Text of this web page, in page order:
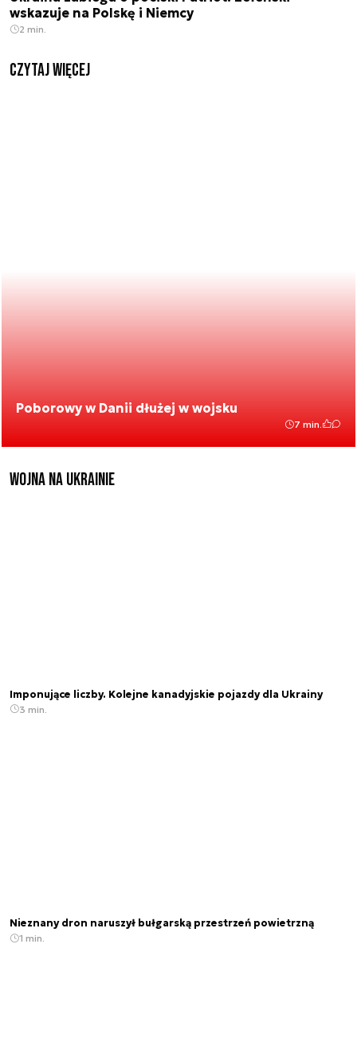
wskazuje na Polskę i Niemcy
2 min.
czytaj więcej
Poborowy w Danii dłużej w wojsku
7 min.
Wojna na Ukrainie
Imponujące liczby. Kolejne kanadyjskie pojazdy dla Ukrainy
3 min.
Nieznany dron naruszył bułgarską przestrzeń powietrzną
1 min.